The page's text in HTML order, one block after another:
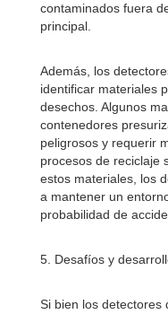
contaminados fuera
principal.
Además, los
identificar materiales
desechos. Algunos
contenedores
peligrosos y requerir
procesos de reciclaje
estos materiales, los
a mantener un
probabilidad de
5. Desafíos y
Si bien los detectores